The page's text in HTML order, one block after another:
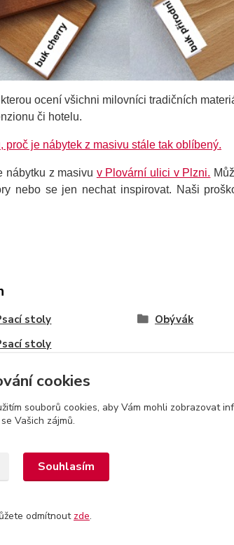
ocení všichni milovníci tradičních
či hotelu.
proč je nábytek z masivu stále tak oblíbený.
nábytku z masivu v Plovární ulici v Plzni.
nebo se jen nechat inspirovat. Naši
stoly Obývák
stoly
podmínky-
cookies
souborů cookies, aby Vám mohli zobrazovat
Vašich zájmů.
Souhlasím
odmítnout zde.